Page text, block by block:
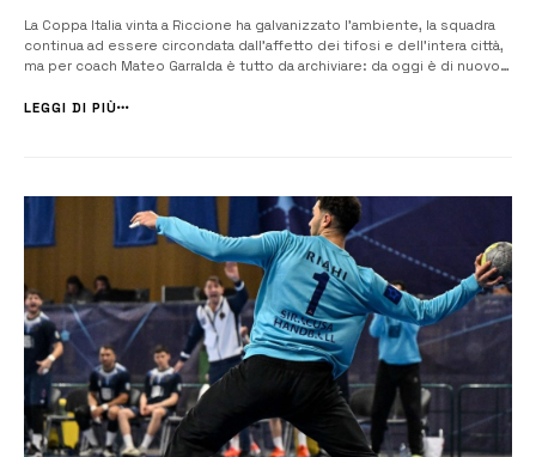
La Coppa Italia vinta a Riccione ha galvanizzato l’ambiente, la squadra
continua ad essere circondata dall’affetto dei tifosi e dell’intera città,
ma per coach Mateo Garralda è tutto da archiviare: da oggi è di nuovo
inizio alle 15.30, alla Palestra Acradina “Pino Corso” [&helli...
LEGGI DI PIÙ